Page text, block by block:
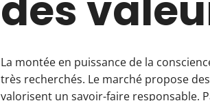
La montée en puissance de la
très recherchés. Le marché propose
valorisent un savoir-faire responsable.